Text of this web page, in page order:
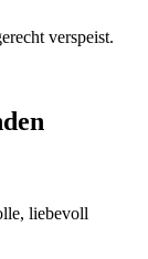
verspeist.
liebevoll